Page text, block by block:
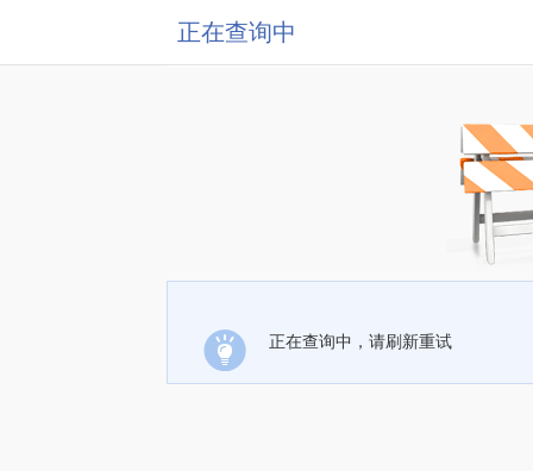
正在查询中
正在查询中，请刷新重试